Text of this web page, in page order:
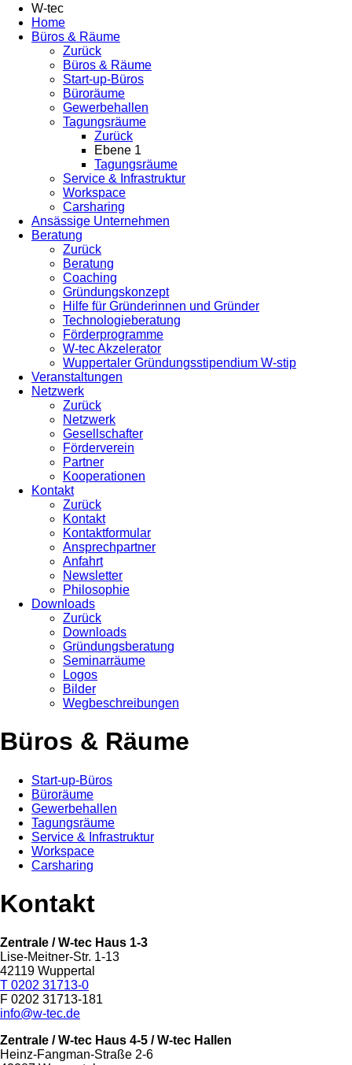
W-tec
Home
Büros & Räume
Zurück
Büros & Räume
Start-up-Büros
Büroräume
Gewerbehallen
Tagungsräume
Zurück
Ebene 1
Tagungsräume
Service & Infrastruktur
Workspace
Carsharing
Ansässige Unternehmen
Beratung
Zurück
Beratung
Coaching
Gründungskonzept
Hilfe für Gründerinnen und Gründer
Technologieberatung
Förderprogramme
W-tec Akzelerator
Wuppertaler Gründungsstipendium W-stip
Veranstaltungen
Netzwerk
Zurück
Netzwerk
Gesellschafter
Förderverein
Partner
Kooperationen
Kontakt
Zurück
Kontakt
Kontaktformular
Ansprechpartner
Anfahrt
Newsletter
Philosophie
Downloads
Zurück
Downloads
Gründungsberatung
Seminarräume
Logos
Bilder
Wegbeschreibungen
Büros & Räume
Start-up-Büros
Büroräume
Gewerbehallen
Tagungsräume
Service & Infrastruktur
Workspace
Carsharing
Kontakt
Zentrale / W-tec Haus 1-3
Lise-Meitner-Str. 1-13
42119 Wuppertal
T 0202 31713-0
F 0202 31713-181
info@w-tec.de
Zentrale / W-tec Haus 4-5 / W-tec Hallen
Heinz-Fangman-Straße 2-6